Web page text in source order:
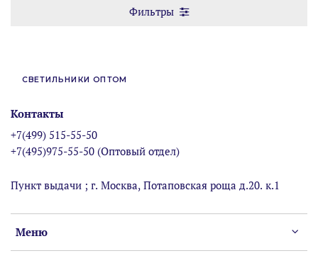
Фильтры
СВЕТИЛЬНИКИ ОПТОМ
Меню
Контакты
+7(499) 515-55-50
+7(495)975-55-50 (Оптовый отдел)
Пункт выдачи ; г. Москва, Потаповская роща д.20. к.1